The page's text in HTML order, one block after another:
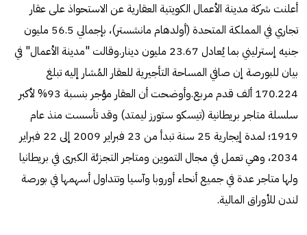
أعلنت شركة مدينة الأعمال الكويتية العقارية عن الاستحواذ على عقار
تجاري في المملكة المتحدة (أولدهام مانشستر)، بإجمالي 56.5 مليون
جنيه إسترليني بما يُعادل 23.67 مليون دينار.وقالت "مدينة الأعمال" في
بيان للبورصة إن صافي المساحة التأجيرية للعقار المُشار إليه تبلغ
170.224 ألف قدم مربع.وأوضحت أن العقار مؤجر بنسبة 93% لأكبر
سلسلة متاجر بريطانية (تيسكو ستورز ليمتد) وقد تأسست منذ عام
1919؛ لمدة إيجارية 25 سنة تبدأ من 23 فبراير 2009 إلى 22 فبراير
2034، وهي تعمل في مجال التموين ومتاجر التجزئة الكبرى في بريطانيا
ولها متاجر عدة في جميع أنحاء أوروبا وآسيا وتتداول أسهمها في بورصة
لندن للأوراق المالية.